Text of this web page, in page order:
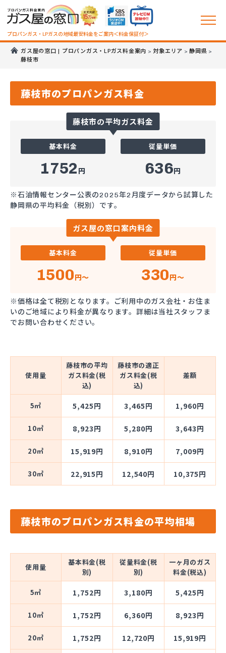
プロパンガス・LPガスの地域最安料金をご案内＜料金保証付＞
ガス屋の窓口 | プロパンガス・LPガス料金案内 > 対象エリア >静岡県 >
藤枝市
藤枝市のプロパンガス料金
藤枝市の平均ガス料金
基本料金
1752 円
従量単価
636円
※石油情報センター公表の2025年2月度データから試算した
静岡県の平均料金（税別）です。
ガス屋の窓口案内料金
基本料金
1500円～
従量単価
330円～
※価格は全て税別となります。ご利用中のガス会社・お住ま
いのご地域により料金が異なります。詳細は当社スタッフま
でお問い合わせください。
使用量
藤枝市の平均
ガス料金(税
込)
藤枝市の適正
ガス料金(税
込)
差額
5㎥ 5,425円 3,465円 1,960円
10㎥ 8,923円 5,280円 3,643円
20㎥ 15,919円 8,910円 7,009円
30㎥ 22,915円 12,540円 10,375円
藤枝市のプロパンガス料金の平均相場
使用量
基本料金(税
別)
従量料金(税
別)
一ヶ月のガス
料金(税込)
5㎥ 1,752円 3,180円 5,425円
10㎥ 1,752円 6,360円 8,923円
20㎥ 1,752円 12,720円 15,919円